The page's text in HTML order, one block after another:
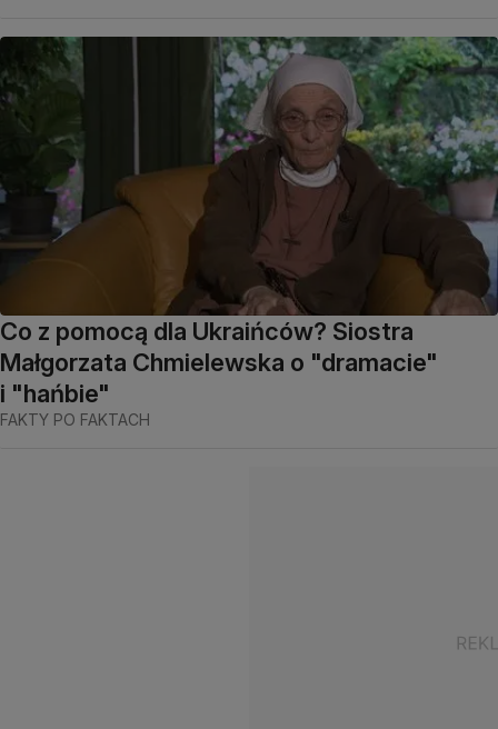
Co z pomocą dla Ukraińców? Siostra
Małgorzata Chmielewska o "dramacie"
i "hańbie"
FAKTY PO FAKTACH